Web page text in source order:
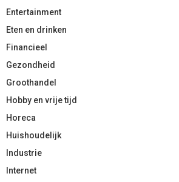
Entertainment
Eten en drinken
Financieel
Gezondheid
Groothandel
Hobby en vrije tijd
Horeca
Huishoudelijk
Industrie
Internet